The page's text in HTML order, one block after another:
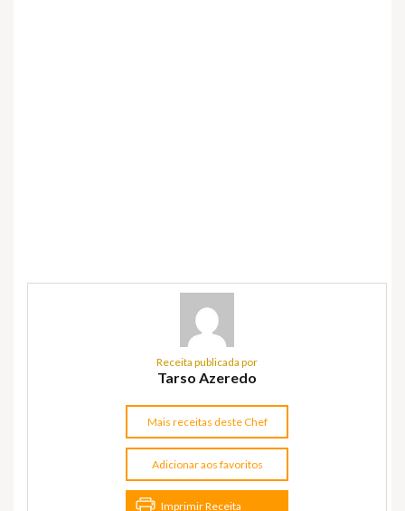
Receita publicada por
Tarso Azeredo
Mais receitas deste Chef
Adicionar aos favoritos
Imprimir Receita